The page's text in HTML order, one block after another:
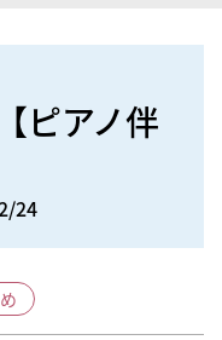
ピアノ伴
24